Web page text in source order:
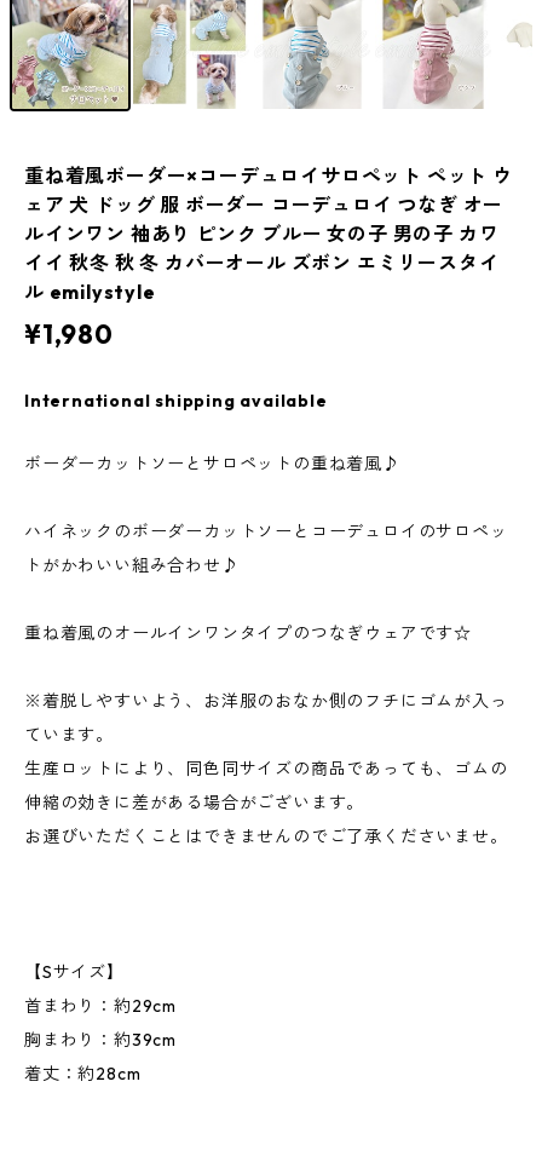
重ね着風ボーダー×コーデュロイサロペット ペット ウ
ェア 犬 ドッグ 服 ボーダー コーデュロイ つなぎ オー
ルインワン 袖あり ピンク ブルー 女の子 男の子 カワ
イイ 秋冬 秋 冬 カバーオール ズボン エミリースタイ
ル emilystyle
¥1,980
International shipping available
ボーダーカットソーとサロペットの重ね着風♪
ハイネックのボーダーカットソーとコーデュロイのサロペッ
トがかわいい組み合わせ♪
重ね着風のオールインワンタイプのつなぎウェアです☆
※着脱しやすいよう、お洋服のおなか側のフチにゴムが入っ
ています。
生産ロットにより、同色同サイズの商品であっても、ゴムの
伸縮の効きに差がある場合がございます。
お選びいただくことはできませんのでご了承くださいませ。
【Sサイズ】
首まわり：約29cm
胸まわり：約39cm
着丈：約28cm